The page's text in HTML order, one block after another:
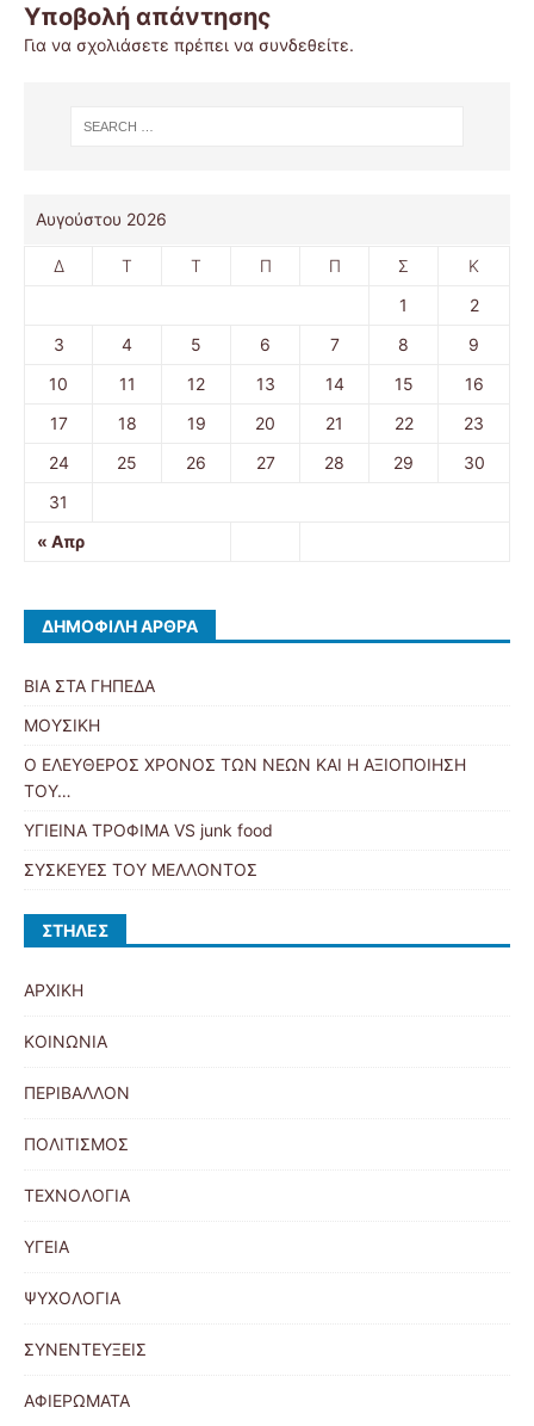
Υποβολή απάντησης
Για να σχολιάσετε πρέπει να συνδεθείτε.
Αυγούστου 2026
Δ Τ Τ Π Π Σ Κ
« Απρ
1
2
3
4 5 6 7 8
9
10
11 12 13 14 15
16
17
18 19 20 21 22
23
24
25 26 27 28 29
30
31
ΔΗΜΟΦΙΛΉ ΆΡΘΡΑ
ΒΙΑ ΣΤΑ ΓΗΠΕΔΑ
ΜΟΥΣΙΚΗ
Ο ΕΛΕΥΘΕΡΟΣ ΧΡΟΝΟΣ ΤΩΝ ΝΕΩΝ ΚΑΙ Η ΑΞΙΟΠΟΙΗΣΗ
ΤΟΥ…
ΥΓΙΕΙΝΑ ΤΡΟΦΙΜΑ VS junk food
ΣΥΣΚΕΥΕΣ ΤΟΥ ΜΕΛΛΟΝΤΟΣ
ΣΤΉΛΕΣ
ΑΡΧΙΚΗ
ΚΟΙΝΩΝΙΑ
ΠΕΡΙΒΑΛΛΟΝ
ΠΟΛΙΤΙΣΜΟΣ
ΤΕΧΝΟΛΟΓΙΑ
ΥΓΕΙΑ
ΨΥΧΟΛΟΓΙΑ
ΣΥΝΕΝΤΕΥΞΕΙΣ
ΑΦΙΕΡΩΜΑΤΑ